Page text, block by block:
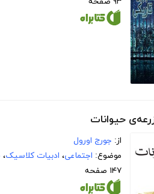
حیوانات
از: جورج اورول
موضوع: اجتماعی، ادبیات کلاسیک،
۱۴۷ صفحه